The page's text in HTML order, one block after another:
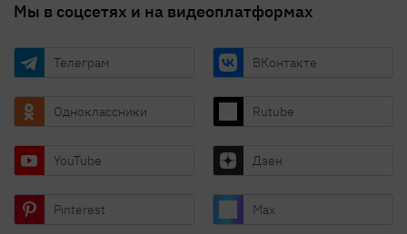
Мы в соцсетях и на видеоплатформах
Телеграм ВКонтакте
Одноклассники Rutube
YouTube Дзен
Pinterest Max